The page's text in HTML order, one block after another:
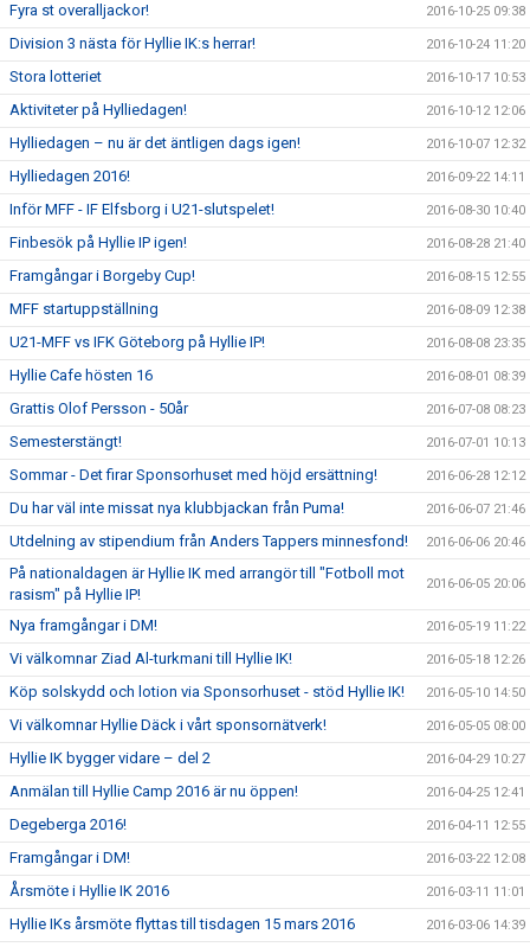
Fyra st overalljackor! 2016-10-25 09:38
Division 3 nästa för Hyllie IK:s herrar! 2016-10-24 11:20
Stora lotteriet 2016-10-17 10:53
Aktiviteter på Hylliedagen! 2016-10-12 12:06
Hylliedagen – nu är det äntligen dags igen! 2016-10-07 12:32
Hylliedagen 2016! 2016-09-22 14:11
Inför MFF - IF Elfsborg i U21-slutspelet! 2016-08-30 10:40
Finbesök på Hyllie IP igen! 2016-08-28 21:40
Framgångar i Borgeby Cup! 2016-08-15 12:55
MFF startuppställning 2016-08-09 12:38
U21-MFF vs IFK Göteborg på Hyllie IP! 2016-08-08 23:35
Hyllie Cafe hösten 16 2016-08-01 08:39
Grattis Olof Persson - 50år 2016-07-08 08:23
Semesterstängt! 2016-07-01 10:13
Sommar - Det firar Sponsorhuset med höjd ersättning! 2016-06-28 12:12
Du har väl inte missat nya klubbjackan från Puma! 2016-06-07 21:46
Utdelning av stipendium från Anders Tappers minnesfond! 2016-06-06 20:46
På nationaldagen är Hyllie IK med arrangör till "Fotboll mot
rasism" på Hyllie IP!
2016-06-05 20:06
Nya framgångar i DM! 2016-05-19 11:22
Vi välkomnar Ziad Al-turkmani till Hyllie IK! 2016-05-18 12:26
Köp solskydd och lotion via Sponsorhuset - stöd Hyllie IK! 2016-05-10 14:50
Vi välkomnar Hyllie Däck i vårt sponsornätverk! 2016-05-05 08:00
Hyllie IK bygger vidare – del 2 2016-04-29 10:27
Anmälan till Hyllie Camp 2016 är nu öppen! 2016-04-25 12:41
Degeberga 2016! 2016-04-11 12:55
Framgångar i DM! 2016-03-22 12:08
Årsmöte i Hyllie IK 2016 2016-03-11 11:01
Hyllie IKs årsmöte flyttas till tisdagen 15 mars 2016 2016-03-06 14:39